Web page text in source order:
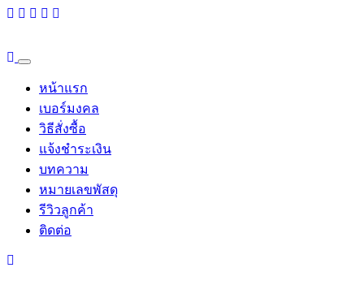
หน้าแรก
เบอร์มงคล
วิธีสั่งซื้อ
แจ้งชำระเงิน
บทความ
หมายเลขพัสดุ
รีวิวลูกค้า
ติดต่อ